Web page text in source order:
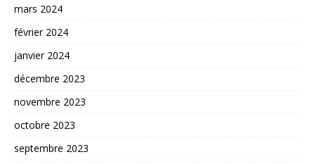
mars 2024
février 2024
janvier 2024
décembre 2023
novembre 2023
octobre 2023
septembre 2023